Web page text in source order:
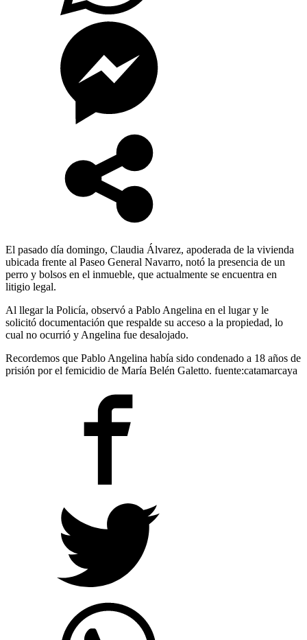
El pasado día domingo, Claudia Álvarez, apoderada de la vivienda
ubicada frente al Paseo General Navarro, notó la presencia de un
perro y bolsos en el inmueble, que actualmente se encuentra en
litigio legal.
Al llegar la Policía, observó a Pablo Angelina en el lugar y le
solicitó documentación que respalde su acceso a la propiedad, lo
cual no ocurrió y Angelina fue desalojado.
Recordemos que Pablo Angelina había sido condenado a 18 años de
prisión por el femicidio de María Belén Galetto. fuente:catamarcaya